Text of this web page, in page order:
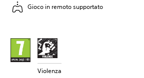
Gioco in remoto supportato
Violenza